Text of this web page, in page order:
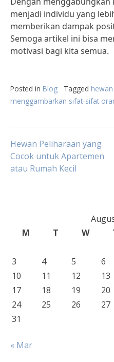
menjadi individu yang
memberikan dampak
Semoga artikel ini bisa
motivasi bagi kita semua.
Posted in Blog Tagged
menggambarkan sifat-sifat
Post
navigation
Hewan Peliharaan yang
Cocok untuk Apartemen
atau Rumah Kecil
M
T W
3
4 5 6
10
11 12 13
17
18 19 20
24
25 26 27
31
« Mar